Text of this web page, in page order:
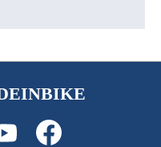
Trelock RS 453